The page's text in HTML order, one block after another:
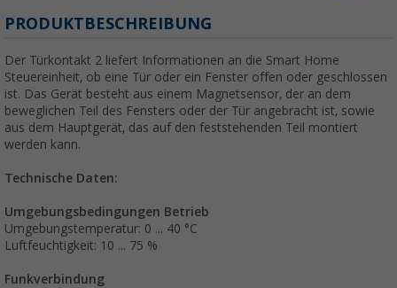
PRODUKTBESCHREIBUNG
Der Türkontakt 2 liefert Informationen an die Smart Home
Steuereinheit, ob eine Tür oder ein Fenster offen oder geschlossen
ist. Das Gerät besteht aus einem Magnetsensor, der an dem
beweglichen Teil des Fensters oder der Tür angebracht ist, sowie
aus dem Hauptgerät, das auf den feststehenden Teil montiert
werden kann.
Technische Daten:
Umgebungsbedingungen Betrieb
Umgebungstemperatur: 0 ... 40 °C
Luftfeuchtigkeit: 10 ... 75 %
Funkverbindung